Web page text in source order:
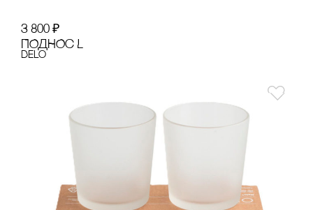
3 800 ₽
ПОДНОс L
Delo